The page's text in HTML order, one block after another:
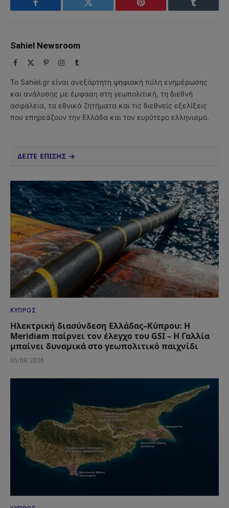
Facebook Twitter Pinterest Tumblr
Sahiel Newsroom
Facebook PinterestInstagram
Tumblr
Το Sahiel.gr είναι ανεξάρτητη ψηφιακή πύλη ενημέρωσης
και ανάλυσης με έμφαση στη γεωπολιτική, τη διεθνή
ασφάλεια, τα εθνικά ζητήματα και τις διεθνείς εξελίξεις
που επηρεάζουν την Ελλάδα και τον ευρύτερο ελληνισμό.
ΔΕΙΤΕ ΕΠΙΣΗΣ →
ΚΎΠΡΟΣ
Ηλεκτρική διασύνδεση Ελλάδας–Κύπρου: Η
Meridiam παίρνει τον έλεγχο του GSI – Η Γαλλία
μπαίνει δυναμικά στο γεωπολιτικό παιχνίδι
05/08/2026